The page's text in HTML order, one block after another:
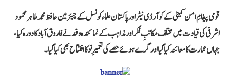
قومی پیغامِ امن کمیٹی کے کوآرڈی نیٹر اور پاکستان علماء کونسل کے چیئرمینحافظ محمد طاہر محمود
اشرفیکی قیادت میں مختلف مکاتبِ فکر اور مذاہب کے نمائندہ وفد نے فاروق آباد کا دورہ کیا،
جہاں عمارت کا معائنہ کیا گیا اور گرے ہوئے حصے کی تعمیرِ نو کا افتتاح بھی کیا گیا۔